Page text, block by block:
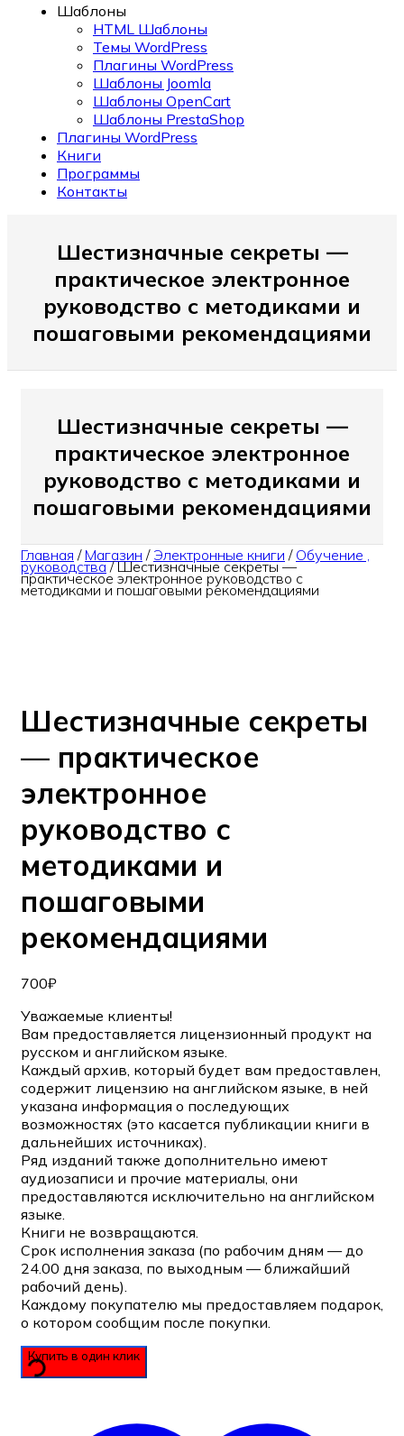
Шаблоны
HTML Шаблоны
Темы WordPress
Плагины WordPress
Шаблоны Joomla
Шаблоны OpenCart
Шаблоны PrestaShop
Плагины WordPress
Книги
Программы
Контакты
Шестизначные секреты —
практическое электронное
руководство с методиками и
пошаговыми рекомендациями
Шестизначные секреты —
практическое электронное
руководство с методиками и
пошаговыми рекомендациями
Главная / Магазин / Электронные книги / Обучение ,
руководства/Шестизначные секреты —
практическое электронное руководство с
методиками и пошаговыми рекомендациями
Шестизначные секреты
— практическое
электронное
руководство с
методиками и
пошаговыми
рекомендациями
700₽
Уважаемые клиенты!
Вам предоставляется лицензионный продукт на
русском и английском языке.
Каждый архив, который будет вам предоставлен,
содержит лицензию на английском языке, в ней
указана информация о последующих
возможностях (это касается публикации книги в
дальнейших источниках).
Ряд изданий также дополнительно имеют
аудиозаписи и прочие материалы, они
предоставляются исключительно на английском
языке.
Книги не возвращаются.
Срок исполнения заказа (по рабочим дням — до
24.00 дня заказа, по выходным — ближайший
рабочий день).
Каждому покупателю мы предоставляем подарок,
о котором сообщим после покупки.
Купить в один клик